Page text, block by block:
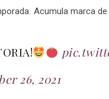
Acumula marca
26, 2021